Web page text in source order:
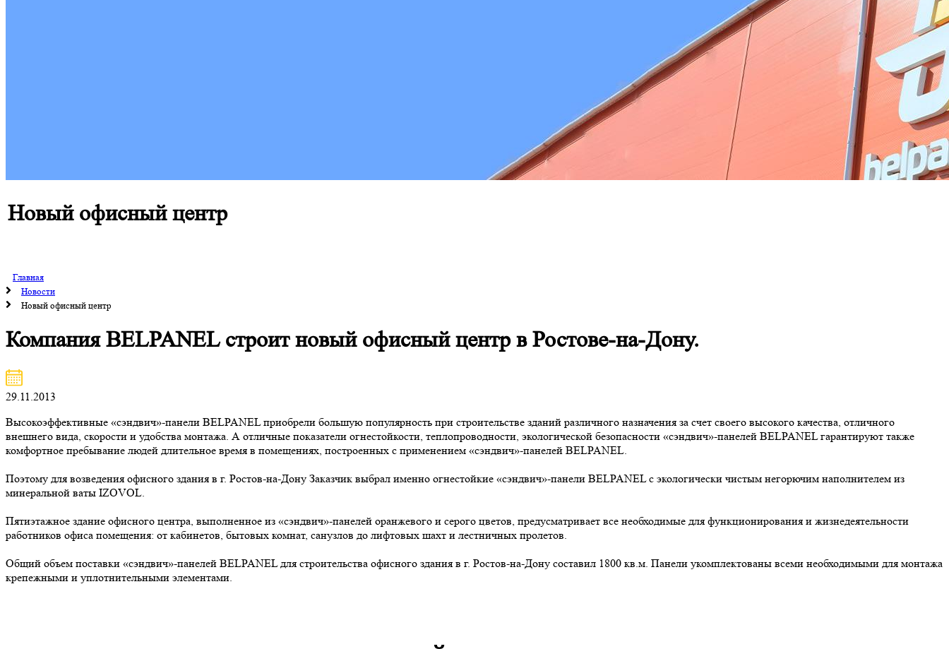
Новый офисный центр
Главная
Новости
Новый офисный центр
Компания BELPANEL строит новый офисный центр в Ростове-на-Дону.
29.11.2013
Высокоэффективные «сэндвич»-панели BELPANEL приобрели большую популярность при строительстве зданий различного назначения за счет своего высокого качества, отличного
внешнего вида, скорости и удобства монтажа. А отличные показатели огнестойкости, теплопроводности, экологической безопасности «сэндвич»-панелей BELPANEL гарантируют также
комфортное пребывание людей длительное время в помещениях, построенных с применением «сэндвич»-панелей BELPANEL.
Поэтому для возведения офисного здания в г. Ростов-на-Дону Заказчик выбрал именно огнестойкие «сэндвич»-панели BELPANEL с экологически чистым негорючим наполнителем из
минеральной ваты IZOVOL.
Пятиэтажное здание офисного центра, выполненное из «сэндвич»-панелей оранжевого и серого цветов, предусматривает все необходимые для функционирования и жизнедеятельности
работников офиса помещения: от кабинетов, бытовых комнат, санузлов до лифтовых шахт и лестничных пролетов.
Общий объем поставки «сэндвич»-панелей BELPANEL для строительства офисного здания в г. Ростов-на-Дону составил 1800 кв.м. Панели укомплектованы всеми необходимыми для монтажа
крепежными и уплотнительными элементами.